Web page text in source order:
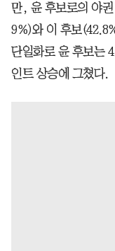
만, 윤 후보로의 야권
9%)와 이 후보
단일화로 윤 후보는
인트 상승에 그쳤다.